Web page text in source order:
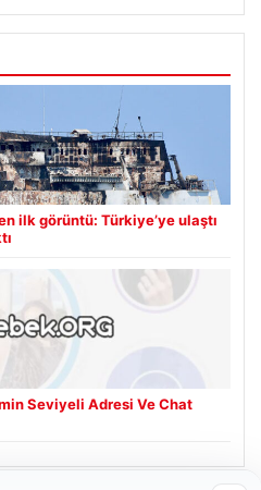
ilk görüntü: Türkiye’ye ulaştı
Seviyeli Adresi Ve Chat